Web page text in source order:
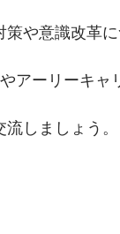
や意識改革
アーリーキャ
しましょう。